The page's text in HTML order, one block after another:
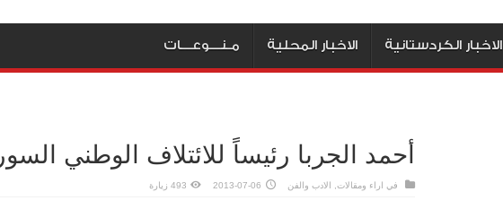
الاخبار الكردستانية الاخبار المحلية مـنـــوعـــات
أحمد الجربا رئيساً للائتلاف الوطني
في اراء ومقالات الادب والفن 2013-07-06 493 زيارة